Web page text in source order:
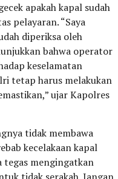
apakah kapal sudah
pelayaran. “Saya
diperiksa oleh
bahwa operator
keselamatan
tetap harus melakukan
ujar Kapolres
tidak membawa
kecelakaan kapal
tegas mengingatkan